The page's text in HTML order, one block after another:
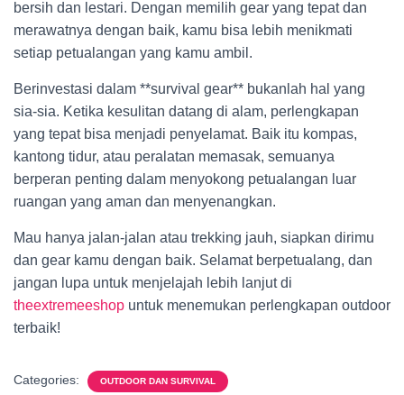
bersih dan lestari. Dengan memilih gear yang tepat dan
merawatnya dengan baik, kamu bisa lebih menikmati
setiap petualangan yang kamu ambil.
Berinvestasi dalam **survival gear** bukanlah hal yang
sia-sia. Ketika kesulitan datang di alam, perlengkapan
yang tepat bisa menjadi penyelamat. Baik itu kompas,
kantong tidur, atau peralatan memasak, semuanya
berperan penting dalam menyokong petualangan luar
ruangan yang aman dan menyenangkan.
Mau hanya jalan-jalan atau trekking jauh, siapkan dirimu
dan gear kamu dengan baik. Selamat berpetualang, dan
jangan lupa untuk menjelajah lebih lanjut di
theextremeeshop untuk menemukan perlengkapan outdoor
terbaik!
Categories: OUTDOOR DAN SURVIVAL